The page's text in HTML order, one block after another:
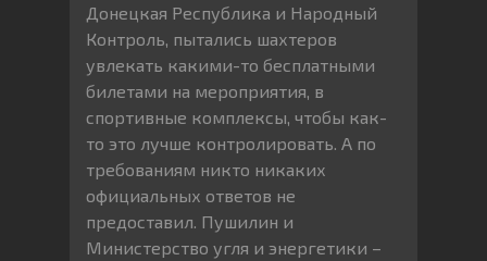
Донецкая Республика и Народный
Контроль, пытались шахтеров
увлекать какими-то бесплатными
билетами на мероприятия, в
спортивные комплексы, чтобы как-
то это лучше контролировать. А по
требованиям никто никаких
официальных ответов не
предоставил. Пушилин и
Министерство угля и энергетики –